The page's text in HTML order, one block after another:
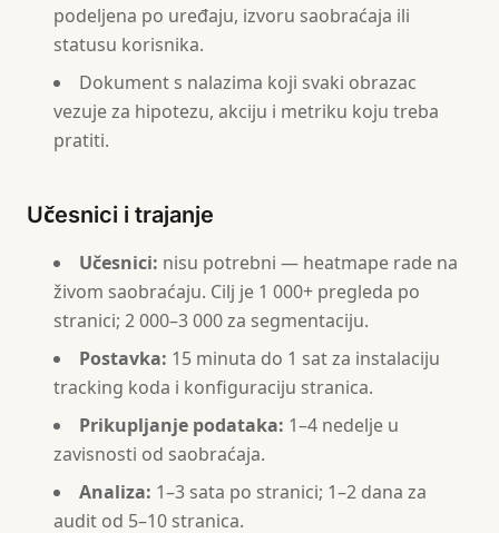
podeljena po uređaju, izvoru saobraćaja ili
statusu korisnika.
Dokument s nalazima koji svaki obrazac
vezuje za hipotezu, akciju i metriku koju treba
pratiti.
Učesnici i trajanje
Učesnici: nisu potrebni — heatmape rade na
živom saobraćaju. Cilj je 1 000+ pregleda po
stranici; 2 000–3 000 za segmentaciju.
Postavka: 15 minuta do 1 sat za instalaciju
tracking koda i konfiguraciju stranica.
Prikupljanje podataka: 1–4 nedelje u
zavisnosti od saobraćaja.
Analiza: 1–3 sata po stranici; 1–2 dana za
audit od 5–10 stranica.